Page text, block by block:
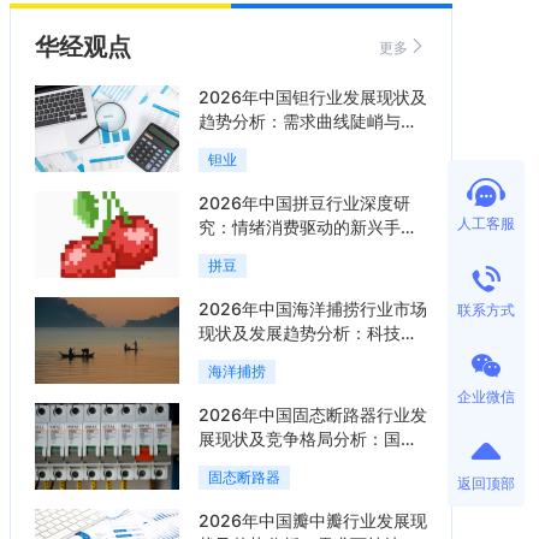
华经观点 更多
2026年中国钽行业发展现状及
趋势分析：需求曲线陡峭与供
给曲线平缓的博弈加剧「图」
钽业
2026年中国拼豆行业深度研
究：情绪消费驱动的新兴手工
赛道「图」
拼豆
2026年中国海洋捕捞行业市场
现状及发展趋势分析：科技赋
能与智能化转型加速「图」
海洋捕捞
2026年中国固态断路器行业发
展现状及竞争格局分析：国际
巨头领跑技术，国内企业加速
追赶「图」
固态断路器
2026年中国瓣中瓣行业发展现
人工客服
联系方式
企业微信
返回顶部